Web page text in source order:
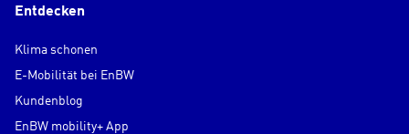
Entdecken
Klima schonen
E-Mobilität bei EnBW
Kundenblog
EnBW mobility+ App